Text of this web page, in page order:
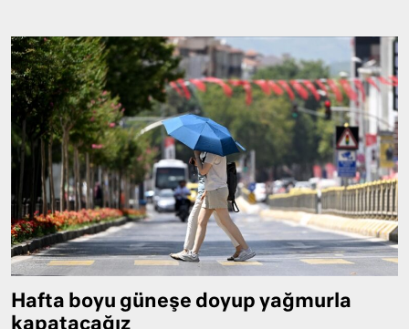
Hafta boyu güneşe doyup yağmurla
kapatacağız